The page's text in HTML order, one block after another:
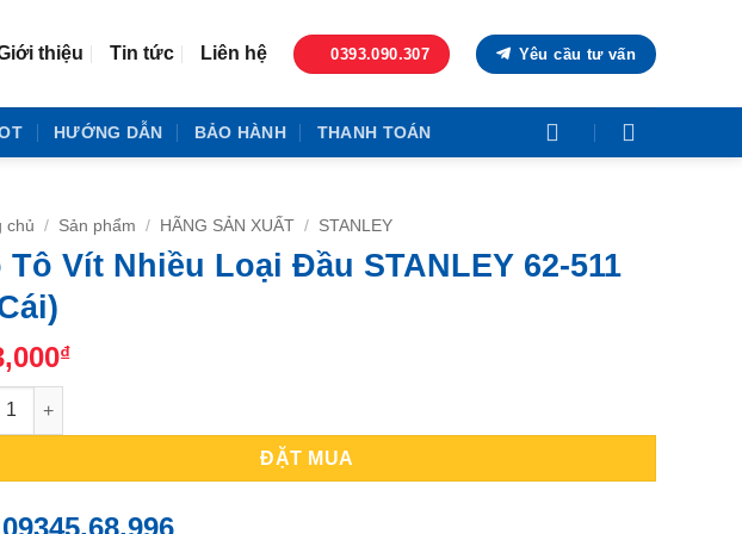
thiệu Tin tức Liên hệ 0393.090.307 Yêu cầu tư vấn
HƯỚNG DẪN BẢO HÀNH THANH TOÁN
chủ / Sản phẩm / HÃNG SẢN XUẤT / STANLEY
Tô Vít Nhiều Loại Đầu STANLEY 62-511
₫
Vít Nhiều Loại Đầu STANLEY 62-511 (9 Cái) số lượng
ĐẶT MUA